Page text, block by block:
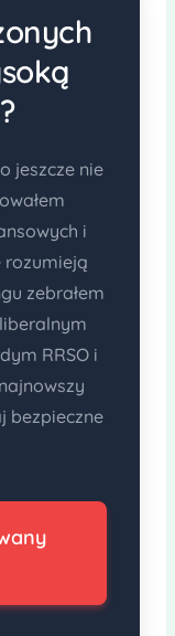
jeszcze nie
i
rozumieją
zebrałem
RRSO i
bezpieczne